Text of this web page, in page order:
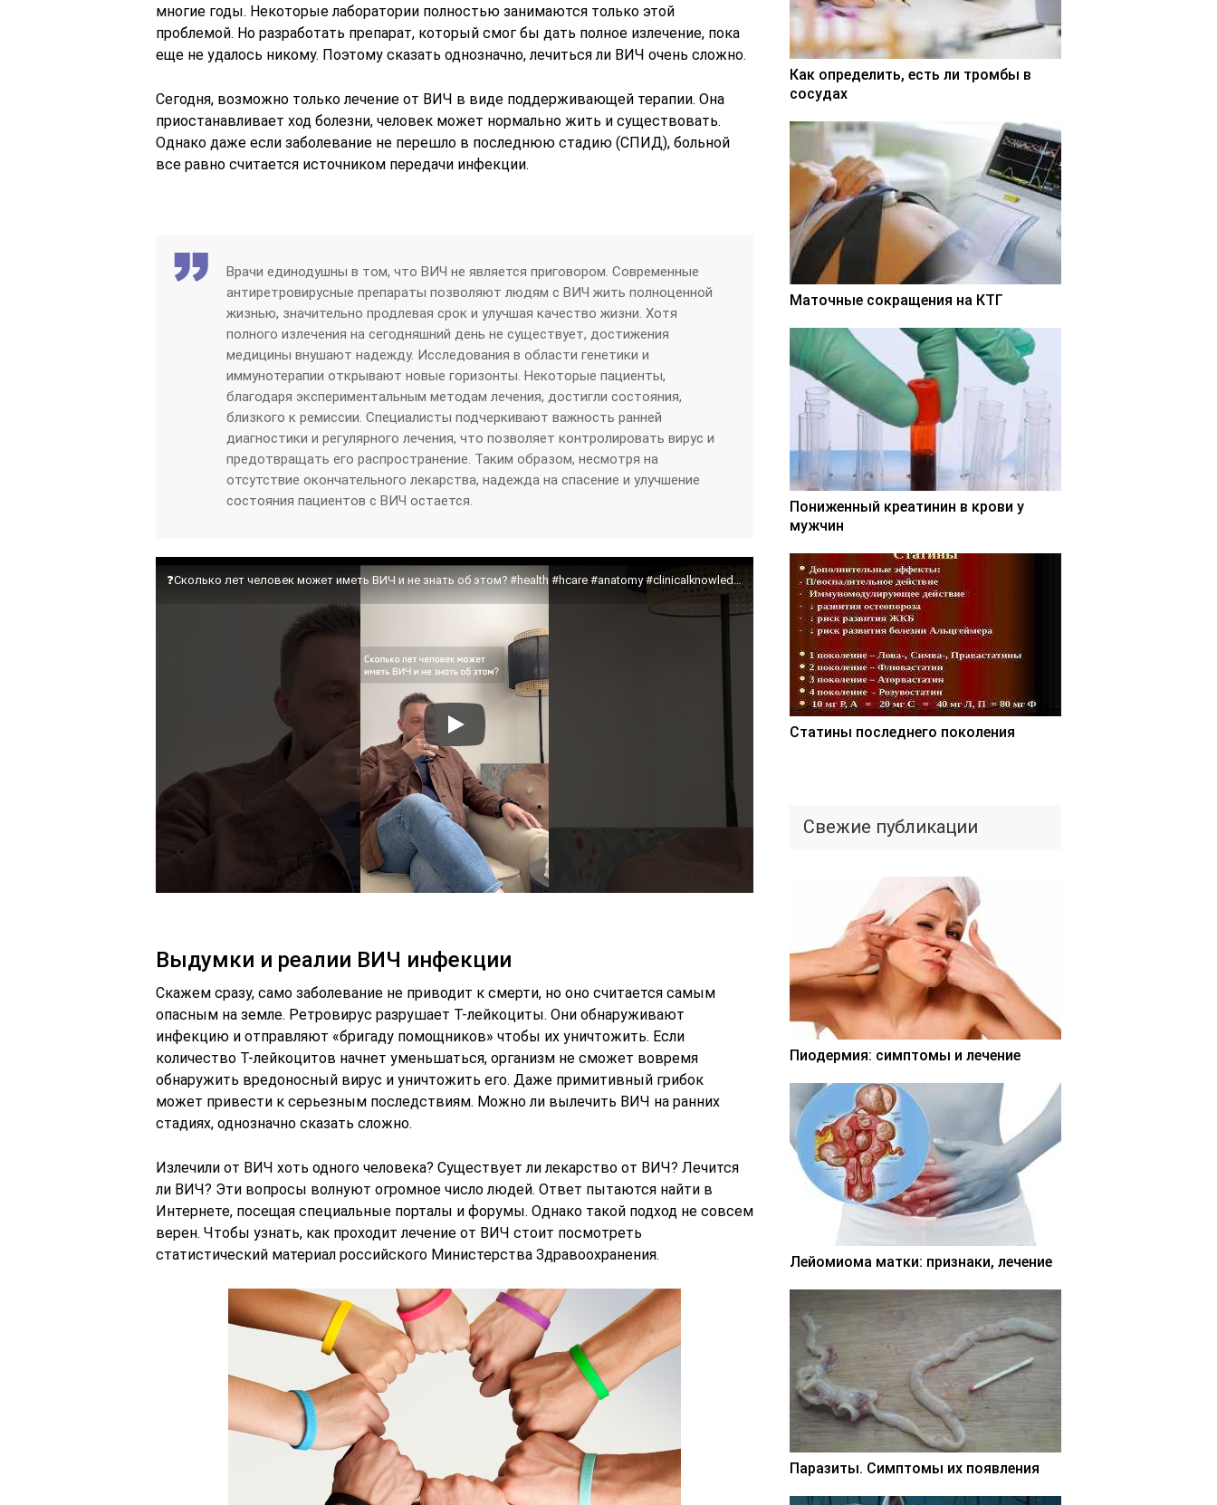
многие годы. Некоторые лаборатории полностью занимаются только этой
проблемой. Но разработать препарат, который смог бы дать полное излечение, пока
еще не удалось никому. Поэтому сказать однозначно, лечиться ли ВИЧ очень сложно.
Сегодня, возможно только лечение от ВИЧ в виде поддерживающей терапии. Она
приостанавливает ход болезни, человек может нормально жить и существовать.
Однако даже если заболевание не перешло в последнюю стадию (СПИД), больной
все равно считается источником передачи инфекции.
Врачи единодушны в том, что ВИЧ не является приговором. Современные
антиретровирусные препараты позволяют людям с ВИЧ жить полноценной
жизнью, значительно продлевая срок и улучшая качество жизни. Хотя
полного излечения на сегодняшний день не существует, достижения
медицины внушают надежду. Исследования в области генетики и
иммунотерапии открывают новые горизонты. Некоторые пациенты,
благодаря экспериментальным методам лечения, достигли состояния,
близкого к ремиссии. Специалисты подчеркивают важность ранней
диагностики и регулярного лечения, что позволяет контролировать вирус и
предотвращать его распространение. Таким образом, несмотря на
отсутствие окончательного лекарства, надежда на спасение и улучшение
состояния пациентов с ВИЧ остается.
❓Сколько лет человек может иметь ВИЧ и не знать об этом? #health #hcare #anatomy #clinicalknowledge
Выдумки и реалии ВИЧ инфекции
Скажем сразу, само заболевание не приводит к смерти, но оно считается самым
опасным на земле. Ретровирус разрушает Т-лейкоциты. Они обнаруживают
инфекцию и отправляют «бригаду помощников» чтобы их уничтожить. Если
количество Т-лейкоцитов начнет уменьшаться, организм не сможет вовремя
обнаружить вредоносный вирус и уничтожить его. Даже примитивный грибок
может привести к серьезным последствиям. Можно ли вылечить ВИЧ на ранних
стадиях, однозначно сказать сложно.
Излечили от ВИЧ хоть одного человека? Существует ли лекарство от ВИЧ? Лечится
ли ВИЧ? Эти вопросы волнуют огромное число людей. Ответ пытаются найти в
Интернете, посещая специальные порталы и форумы. Однако такой подход не совсем
верен. Чтобы узнать, как проходит лечение от ВИЧ стоит посмотреть
статистический материал российского Министерства Здравоохранения.
Как определить, есть ли тромбы в
сосудах
Маточные сокращения на КТГ
Пониженный креатинин в крови у
мужчин
Статины последнего поколения
Свежие публикации
Пиодермия: симптомы и лечение
Лейомиома матки: признаки, лечение
Паразиты. Симптомы их появления